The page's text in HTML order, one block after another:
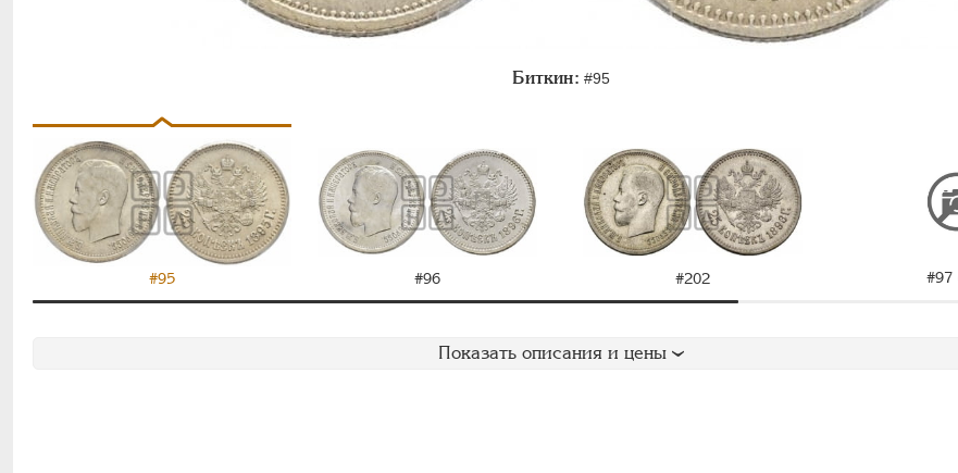
Биткин: #95
#95 #96 #202 #97
Показать описания и цены